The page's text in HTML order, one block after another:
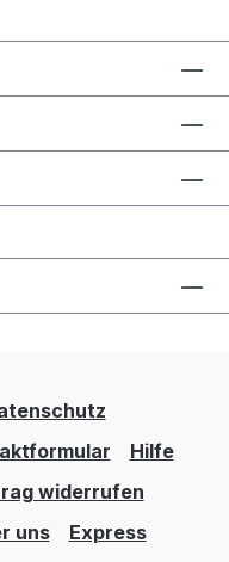
Hilfe
widerrufen
uns Express